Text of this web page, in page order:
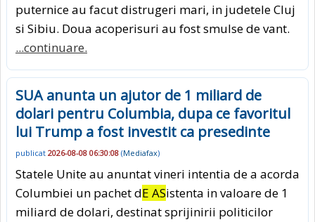
puternice au facut distrugeri mari, in judetele Cluj
si Sibiu. Doua acoperisuri au fost smulse de vant.
...continuare.
SUA anunta un ajutor de 1 miliard de
dolari pentru Columbia, dupa ce favoritul
lui Trump a fost investit ca presedinte
publicat 2026-08-08 06:30:08 (Mediafax)
Statele Unite au anuntat vineri intentia de a acorda
Columbiei un pachet dE ASistenta in valoare de 1
miliard de dolari, destinat sprijinirii politicilor